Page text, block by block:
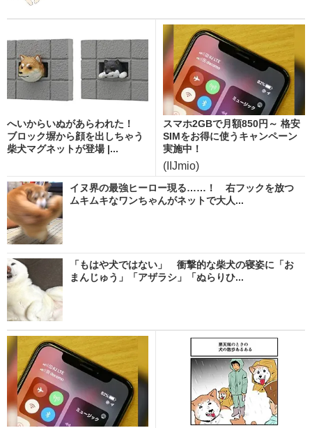
へいからいぬがあらわれた！
ブロック塀から顔を出しちゃう
柴犬マグネットが登場 |...
スマホ2GBで月額850円～ 格安
SIMをお得に使うキャンペーン
実施中！
(IIJmio)
イヌ界の最強ヒーロー現る……！ 右フックを放つ
ムキムキなワンちゃんがネットで大人...
「もはや犬ではない」 衝撃的な柴犬の寝姿に「お
まんじゅう」「アザラシ」「ぬらりひ...